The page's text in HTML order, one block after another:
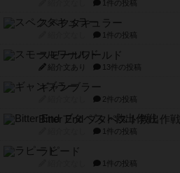
1件の投稿
スペクタキュラー
1件の投稿
スモールワールド
紹介文あり 13件の投稿
ギャンブラー
2件の投稿
Bitter End ブタペスト救出作戦
1件の投稿
ラピード
1件の投稿